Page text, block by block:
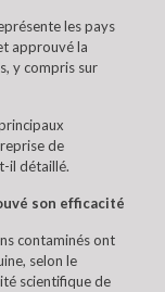
les pays
approuvé la
y compris sur
de
il détaillé.
son efficacité
contaminés ont
selon le
scientifique de